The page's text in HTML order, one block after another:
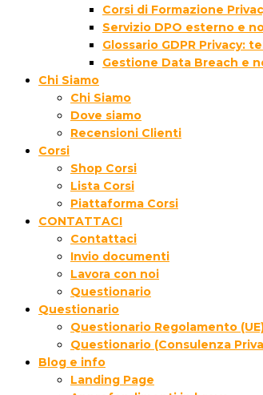
Corsi di Formazione
Servizio DPO esterno e
Glossario GDPR Privacy:
Gestione Data Breach e
Chi Siamo
Chi Siamo
Dove siamo
Recensioni Clienti
Corsi
Shop Corsi
Lista Corsi
Piattaforma Corsi
CONTATTACI
Contattaci
Invio documenti
Lavora con noi
Questionario
Questionario
Questionario Regolamento
Questionario (Consulenza
Blog e info
Landing Page